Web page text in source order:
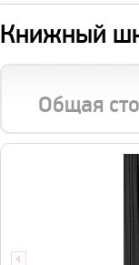
Книжный
Общая